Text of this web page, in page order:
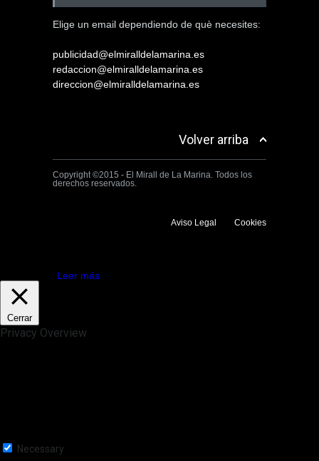
Elige un email dependiendo de què necesites:
publicidad@elmiralldelamarina.es
redaccion@elmiralldelamarina.es
direccion@elmiralldelamarina.es
Volver arriba
Copyright ©2015 - El Mirall de La Marina. Todos los
derechos reservados.
Aviso Legal Cookies
Leer más
Cerrar
Privacy Overview
Necessary